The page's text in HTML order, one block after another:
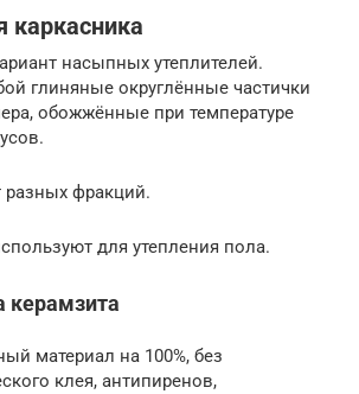
каркасника
насыпных утеплителей.
глиняные округлённые частички
обожжённые при температуре
фракций.
для утепления пола.
керамзита
материал на 100%, без
клея, антипиренов,